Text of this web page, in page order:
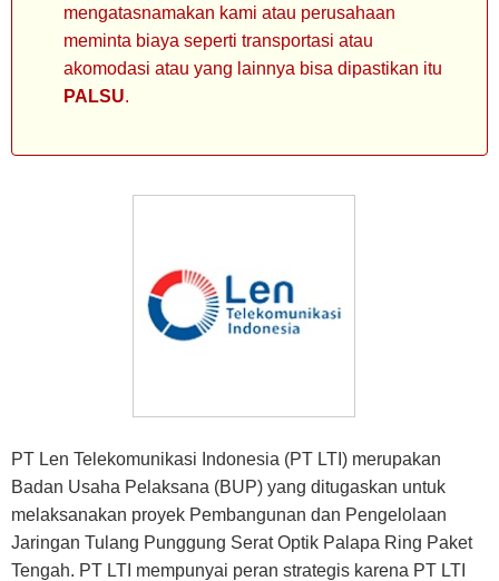
mengatasnamakan kami atau perusahaan
meminta biaya seperti transportasi atau
akomodasi atau yang lainnya bisa dipastikan itu
PALSU.
PT Len Telekomunikasi Indonesia (PT LTI) merupakan
Badan Usaha Pelaksana (BUP) yang ditugaskan untuk
melaksanakan proyek Pembangunan dan Pengelolaan
Jaringan Tulang Punggung Serat Optik Palapa Ring Paket
Tengah. PT LTI mempunyai peran strategis karena PT LTI